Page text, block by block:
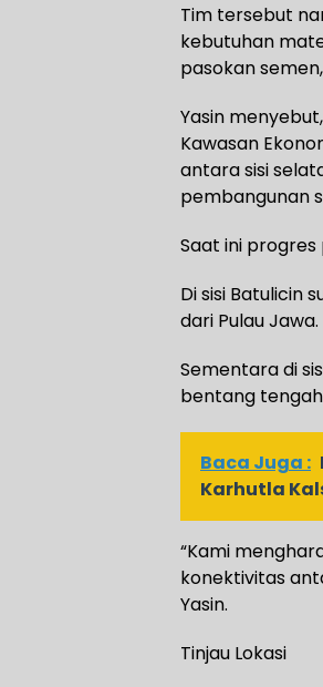
Tim tersebut
kebutuhan
pasokan
Yasin
Kawasan
antara sisi
pembangunan
Saat ini progres
Di sisi Batulicin
dari Pulau Jawa.
Sementara di
bentang
Baca Juga :
Karhutla
“Kami
konektivitas
Yasin.
Tinjau Lokasi